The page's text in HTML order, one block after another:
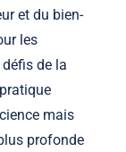
et du bien-
les
de la
mais
profonde